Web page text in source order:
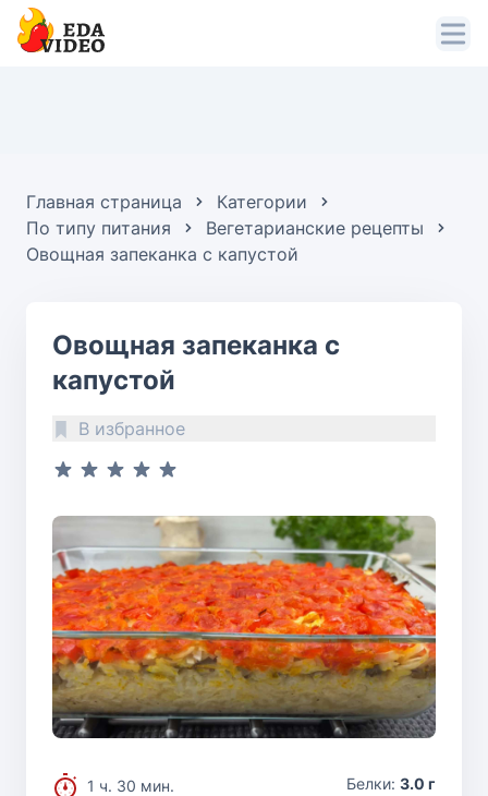
Главная страница
Категории
По типу питания
Вегетарианские рецепты
Овощная запеканка с капустой
Овощная запеканка с
капустой
В избранное
1 ч. 30 мин.
Белки: 3.0 г